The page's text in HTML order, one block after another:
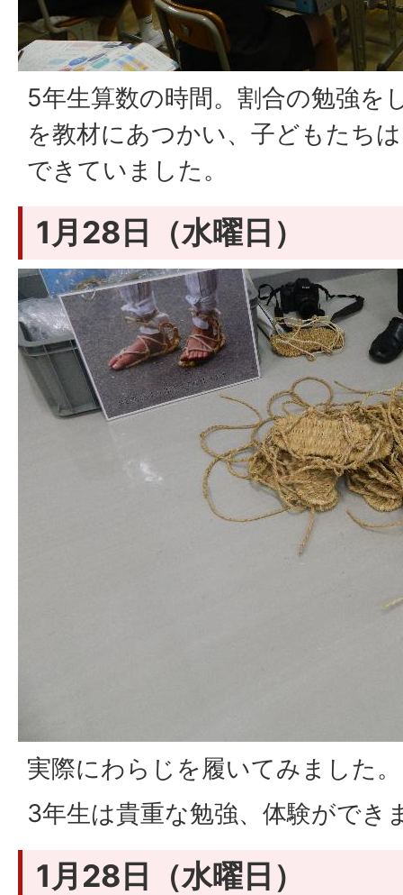
5年生算数の時間。割合の勉強を
を教材にあつかい、子どもたち
できていました。
1月28日（水曜日）
実際にわらじを履いてみました。
3年生は貴重な勉強、体験ができ
1月28日（水曜日）